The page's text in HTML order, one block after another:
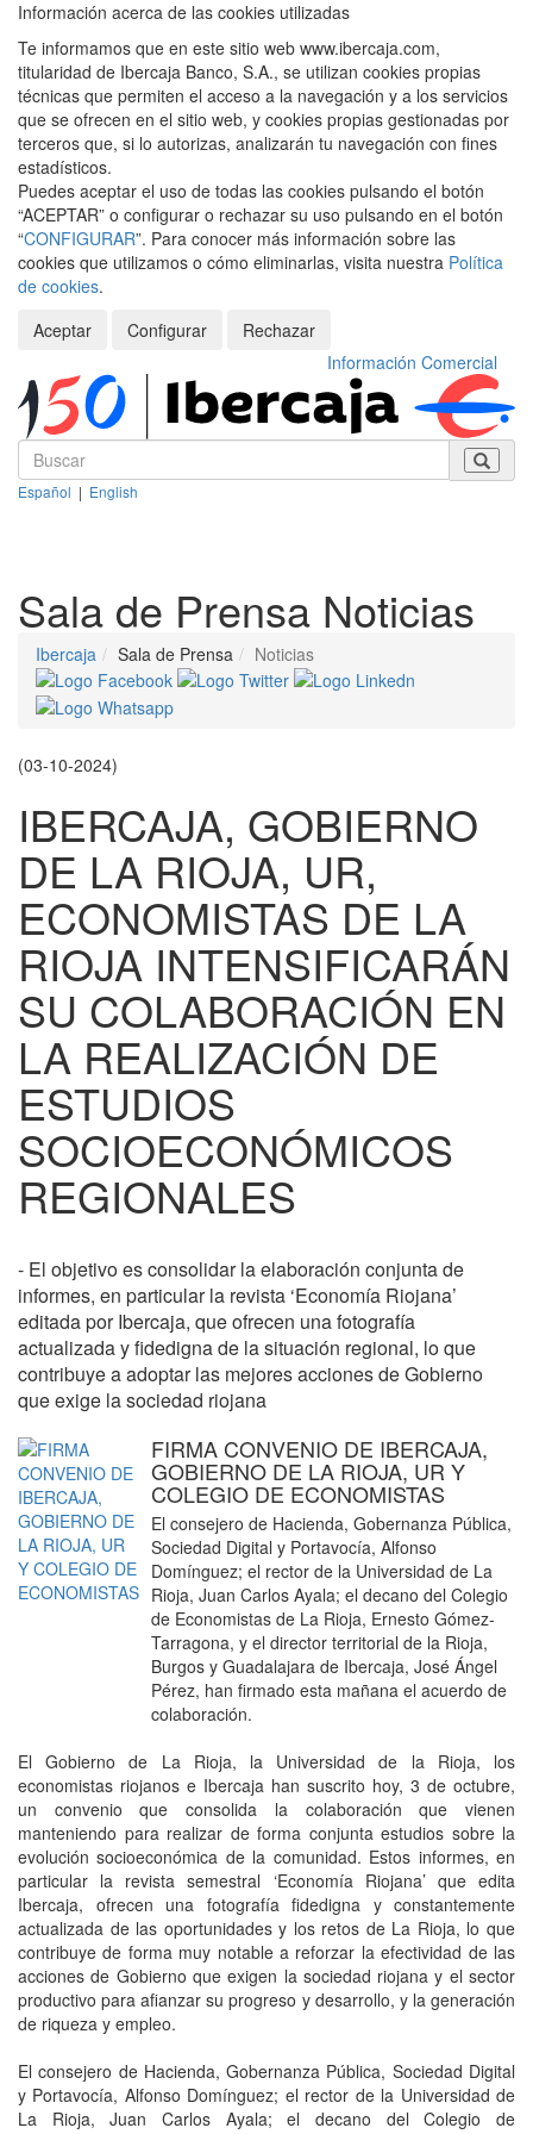
Información acerca de las cookies utilizadas
Te informamos que en este sitio web www.ibercaja.com,
titularidad de Ibercaja Banco, S.A., se utilizan cookies propias
técnicas que permiten el acceso a la navegación y a los servicios
que se ofrecen en el sitio web, y cookies propias gestionadas por
terceros que, si lo autorizas, analizarán tu navegación con fines
estadísticos.
Puedes aceptar el uso de todas las cookies pulsando el botón
“ACEPTAR” o configurar o rechazar su uso pulsando en el botón
“CONFIGURAR”. Para conocer más información sobre las
cookies que utilizamos o cómo eliminarlas, visita nuestra Política
de cookies.
Aceptar
Configurar
Rechazar
Información Comercial
Español | English
Sala de Prensa Noticias
Ibercaja Sala de Prensa Noticias
(03-10-2024)
IBERCAJA, GOBIERNO
DE LA RIOJA, UR,
ECONOMISTAS DE LA
RIOJA INTENSIFICARÁN
SU COLABORACIÓN EN
LA REALIZACIÓN DE
ESTUDIOS
SOCIOECONÓMICOS
REGIONALES
- El objetivo es consolidar la elaboración conjunta de
informes, en particular la revista ‘Economía Riojana’
editada por Ibercaja, que ofrecen una fotografía
actualizada y fidedigna de la situación regional, lo que
contribuye a adoptar las mejores acciones de Gobierno
que exige la sociedad riojana
FIRMA CONVENIO DE IBERCAJA,
GOBIERNO DE LA RIOJA, UR Y
COLEGIO DE ECONOMISTAS
El consejero de Hacienda, Gobernanza Pública,
Sociedad Digital y Portavocía, Alfonso
Domínguez; el rector de la Universidad de La
Rioja, Juan Carlos Ayala; el decano del Colegio
de Economistas de La Rioja, Ernesto Gómez-
Tarragona, y el director territorial de la Rioja,
Burgos y Guadalajara de Ibercaja, José Ángel
Pérez, han firmado esta mañana el acuerdo de
colaboración.
El Gobierno de La Rioja, la Universidad de la Rioja, los
economistas riojanos e Ibercaja han suscrito hoy, 3 de octubre,
un convenio que consolida la colaboración que vienen
manteniendo para realizar de forma conjunta estudios sobre la
evolución socioeconómica de la comunidad. Estos informes, en
particular la revista semestral ‘Economía Riojana’ que edita
Ibercaja, ofrecen una fotografía fidedigna y constantemente
actualizada de las oportunidades y los retos de La Rioja, lo que
contribuye de forma muy notable a reforzar la efectividad de las
acciones de Gobierno que exigen la sociedad riojana y el sector
productivo para afianzar su progreso y desarrollo, y la generación
de riqueza y empleo.
El consejero de Hacienda, Gobernanza Pública, Sociedad Digital
y Portavocía, Alfonso Domínguez; el rector de la Universidad de
La Rioja, Juan Carlos Ayala; el decano del Colegio de